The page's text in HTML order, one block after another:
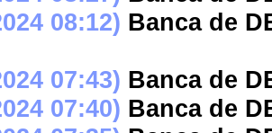
08:12) Banca de
07:43) Banca de
07:40) Banca de